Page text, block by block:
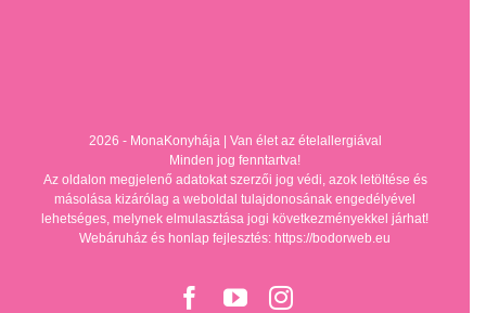
2026 - MonaKonyhája | Van élet az ételallergiával
Minden jog fenntartva!
Az oldalon megjelenő adatokat szerzői jog védi, azok letöltése és
másolása kizárólag a weboldal tulajdonosának engedélyével
lehetséges, melynek elmulasztása jogi következményekkel járhat!
Webáruház és honlap fejlesztés: https://bodorweb.eu
Facebook
YouTubeInstagram